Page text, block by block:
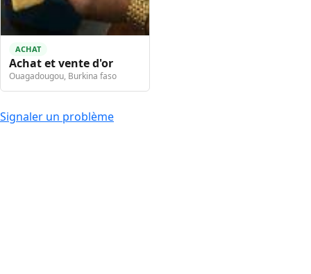
ACHAT
Achat et vente d'or
Ouagadougou, Burkina faso
Signaler un problème